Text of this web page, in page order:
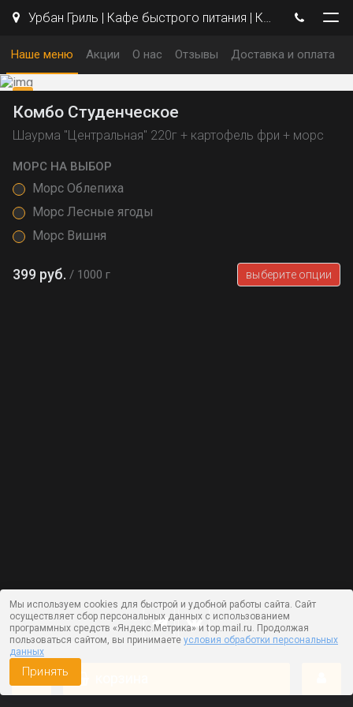
Урбан Гриль | Кафе быстрого питания | Кемерово
Наше меню Акции О нас Отзывы Доставка и оплата
Комбо Студенческое
Шаурма "Центральная" 220г + картофель фри + морс
МОРС НА ВЫБОР
Морс Облепиха
Морс Лесные ягоды
Морс Вишня
399 руб. 1000 г выберите опции
Мы используем cookies для быстрой и удобной работы сайта. Сайт
осуществляет сбор персональных данных с использованием
программных средств «Яндекс.Метрика» и top.mail.ru. Продолжая
пользоваться сайтом, вы принимаете условия обработки персональных
данных
Принять